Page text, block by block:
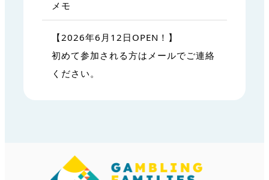
メモ
【2026年6月12日OPEN！】
初めて参加される方はメールでご連絡
ください。